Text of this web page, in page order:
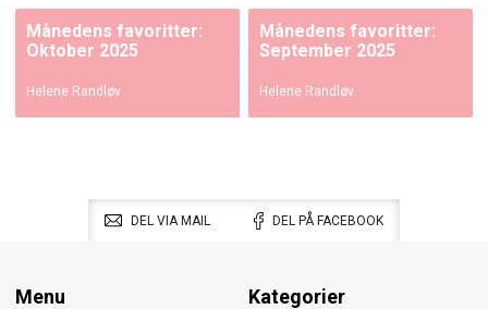
Månedens favoritter:
Oktober 2025
Helene Randløv
Månedens favoritter:
September 2025
Helene Randløv
DEL VIA MAIL DEL PÅ FACEBOOK
Menu Kategorier